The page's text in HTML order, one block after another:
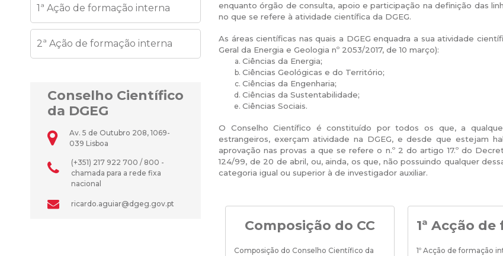
1ª Ação de formação interna
2ª Ação de formação interna
Conselho Científico
da DGEG
Av. 5 de Outubro 208, 1069-
039 Lisboa
(+351) 217 922 700 / 800 -
chamada para a rede fixa
nacional
ricardo.aguiar@dgeg.gov.pt
enquanto órgão de consulta, apoio e participação na definição das
no que se refere à atividade científica da DGEG.
As áreas científicas nas quais a DGEG enquadra a sua atividade
Geral da Energia e Geologia nº 2053/2017, de 10 março):
Ciências da Energia;
Ciências Geológicas e do Território;
Ciências da Engenharia;
Ciências da Sustentabilidade;
Ciências Sociais.
O Conselho Científico é constituído por todos os que, a
estrangeiros, exerçam atividade na DGEG, e desde que estejam
aprovação nas provas a que se refere o n.º 2 do artigo 17.º do
124/99, de 20 de abril, ou, ainda, os que, não possuindo qualquer
categoria igual ou superior à de investigador auxiliar.
Composição do CC
Composição do Conselho Científico da
1ª Acção
1º Acção de formação